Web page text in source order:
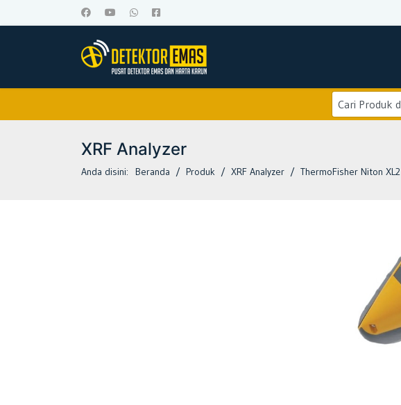
XRF Analyzer
Anda disini: Beranda Produk XRF Analyzer ThermoFisher Niton XL2